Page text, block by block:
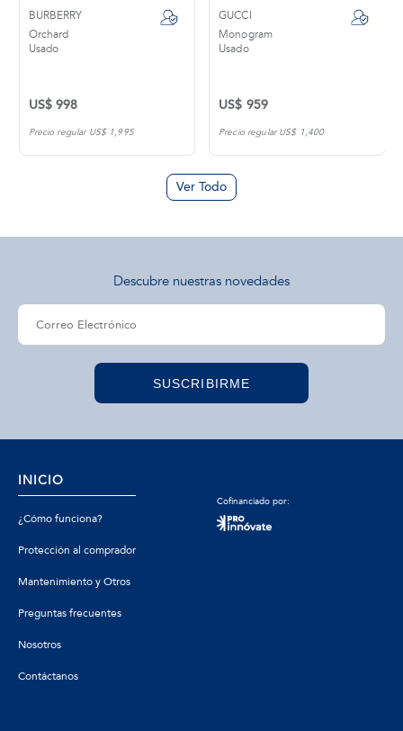
BURBERRY
Orchard
Usado
US$ 998
Precio regular US$ 1,995
GUCCI
Monogram
Usado
US$ 959
Precio regular US$ 1,400
Ver Todo
Descubre nuestras novedades
SUSCRIBIRME
INICIO
¿Cómo funciona?
Protección al comprador
Mantenimiento y Otros
Preguntas frecuentes
Nosotros
Contáctanos
Cofinanciado por: